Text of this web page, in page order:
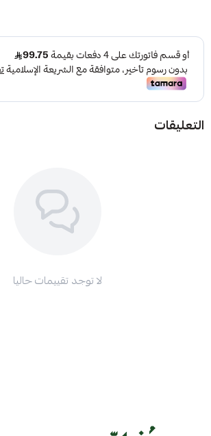
التعليقات
لا توجد تقييمات حاليا